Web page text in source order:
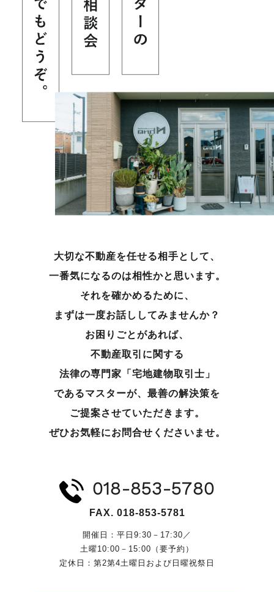
大切な不動産を任せる相手として、
一番気になるのは相性かと思います。
それを確かめるために、
まずは一度お話ししてみませんか？
お困りごとがあれば、
不動産取引に関する
法律の専門家「宅地建物取引士」
であるマスターが、 最善の解決策を
ご提案させていただきます。
ぜひお気軽にお問合せくださいませ。
018-853-5780
FAX. 018-853-5781
開催日：平日9:30－17:30／
土曜10:00－15:00（要予約）
定休日：第2第4土曜日および日曜祝祭日